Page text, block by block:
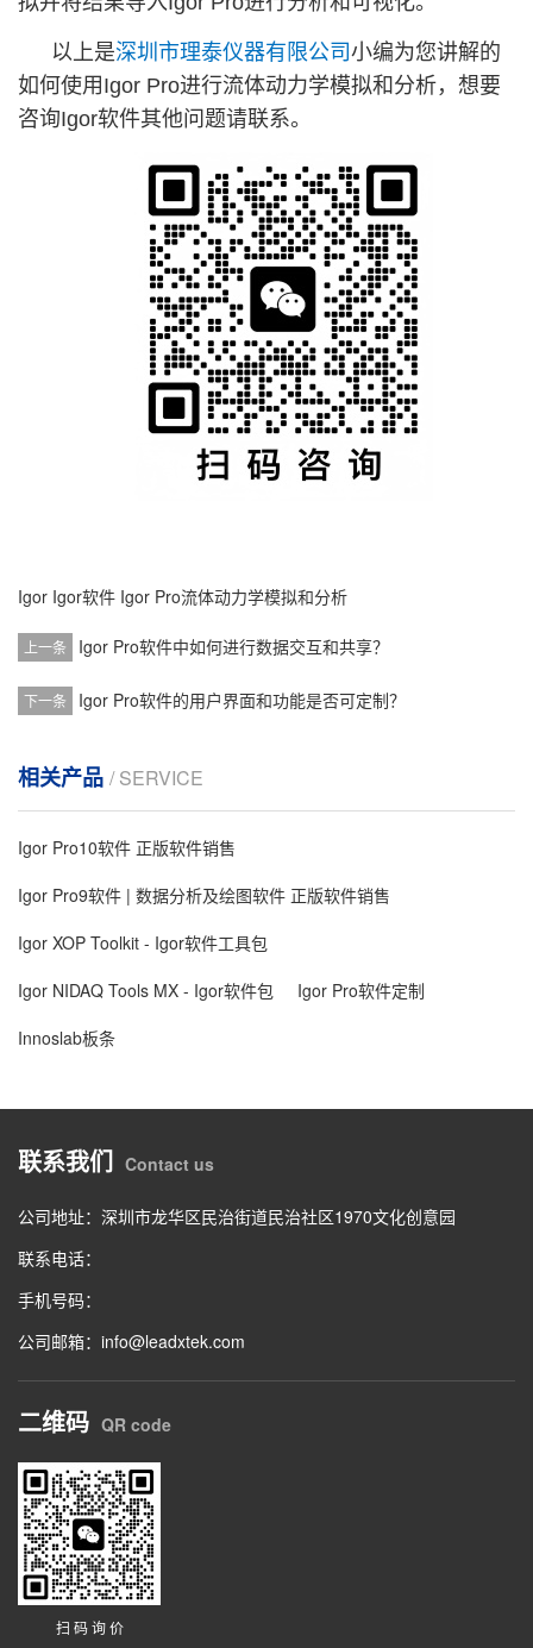
以上是深圳市理泰仪器有限公司 小编为您讲解的
如何使用Igor Pro进行流体动力学模拟和分析，想要
咨询Igor软件其他问题请联系。
Igor Igor软件 Igor Pro流体动力学模拟和分析
上一条 Igor Pro软件中如何进行数据交互和共享？
下一条 Igor Pro软件的用户界面和功能是否可定制？
相关产品 / SERVICE
Igor Pro10软件 正版软件销售
Igor Pro9软件 | 数据分析及绘图软件 正版软件销售
Igor XOP Toolkit - Igor软件工具包
Igor NIDAQ Tools MX - Igor软件包
Igor Pro软件定制
Innoslab板条
联系我们 Contact us
公司地址：深圳市龙华区民治街道民治社区1970文化创意园
联系电话：
手机号码：
公司邮箱：info@leadxtek.com
二维码 QR code
扫 码 询 价